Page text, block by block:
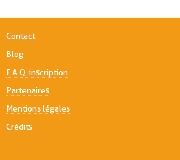
Contact
Blog
F.A.Q. inscription
Partenaires
Mentions légales
Crédits